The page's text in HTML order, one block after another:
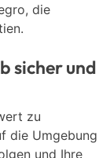
die
sicher und
zu
die Umgebung
und Ihre